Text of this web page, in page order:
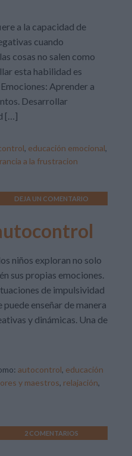
a la capacidad de
cuando
cosas no salen como
esta habilidad es
Aprender a
Desarrollar
[…]
, educación emocional,
a la frustracion
DEJA UN COMENTARIO
niños exploran no solo
sus propias emociones.
de impulsividad
enseñar de manera
y dinámicas. Una de
autocontrol, educación
y maestros, relajación,
2 COMENTARIOS